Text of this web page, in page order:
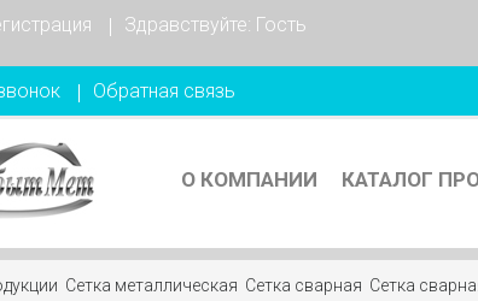
Здравствуйте: Гость
Обратная связь
О КОМПАНИИ КАТАЛОГ
Сетка металлическая Сетка сварная Сетка